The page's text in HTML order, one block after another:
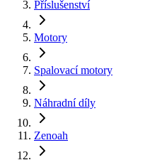
Příslušenství
Motory
Spalovací motory
Náhradní díly
Zenoah